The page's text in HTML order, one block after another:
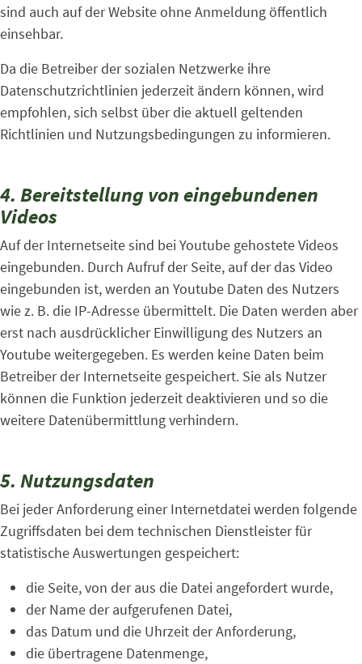
sind auch auf der Website ohne Anmeldung öffentlich
einsehbar.
Da die Betreiber der sozialen Netzwerke ihre
Datenschutzrichtlinien jederzeit ändern können, wird
empfohlen, sich selbst über die aktuell geltenden
Richtlinien und Nutzungsbedingungen zu informieren.
4. Bereitstellung von eingebundenen
Videos
Auf der Internetseite sind bei Youtube gehostete Videos
eingebunden. Durch Aufruf der Seite, auf der das Video
eingebunden ist, werden an Youtube Daten des Nutzers
wie z. B. die IP-Adresse übermittelt. Die Daten werden aber
erst nach ausdrücklicher Einwilligung des Nutzers an
Youtube weitergegeben. Es werden keine Daten beim
Betreiber der Internetseite gespeichert. Sie als Nutzer
können die Funktion jederzeit deaktivieren und so die
weitere Datenübermittlung verhindern.
5. Nutzungsdaten
Bei jeder Anforderung einer Internetdatei werden folgende
Zugriffsdaten bei dem technischen Dienstleister für
statistische Auswertungen gespeichert:
die Seite, von der aus die Datei angefordert wurde,
der Name der aufgerufenen Datei,
das Datum und die Uhrzeit der Anforderung,
die übertragene Datenmenge,